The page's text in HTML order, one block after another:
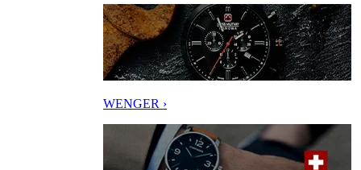
WENGER ›